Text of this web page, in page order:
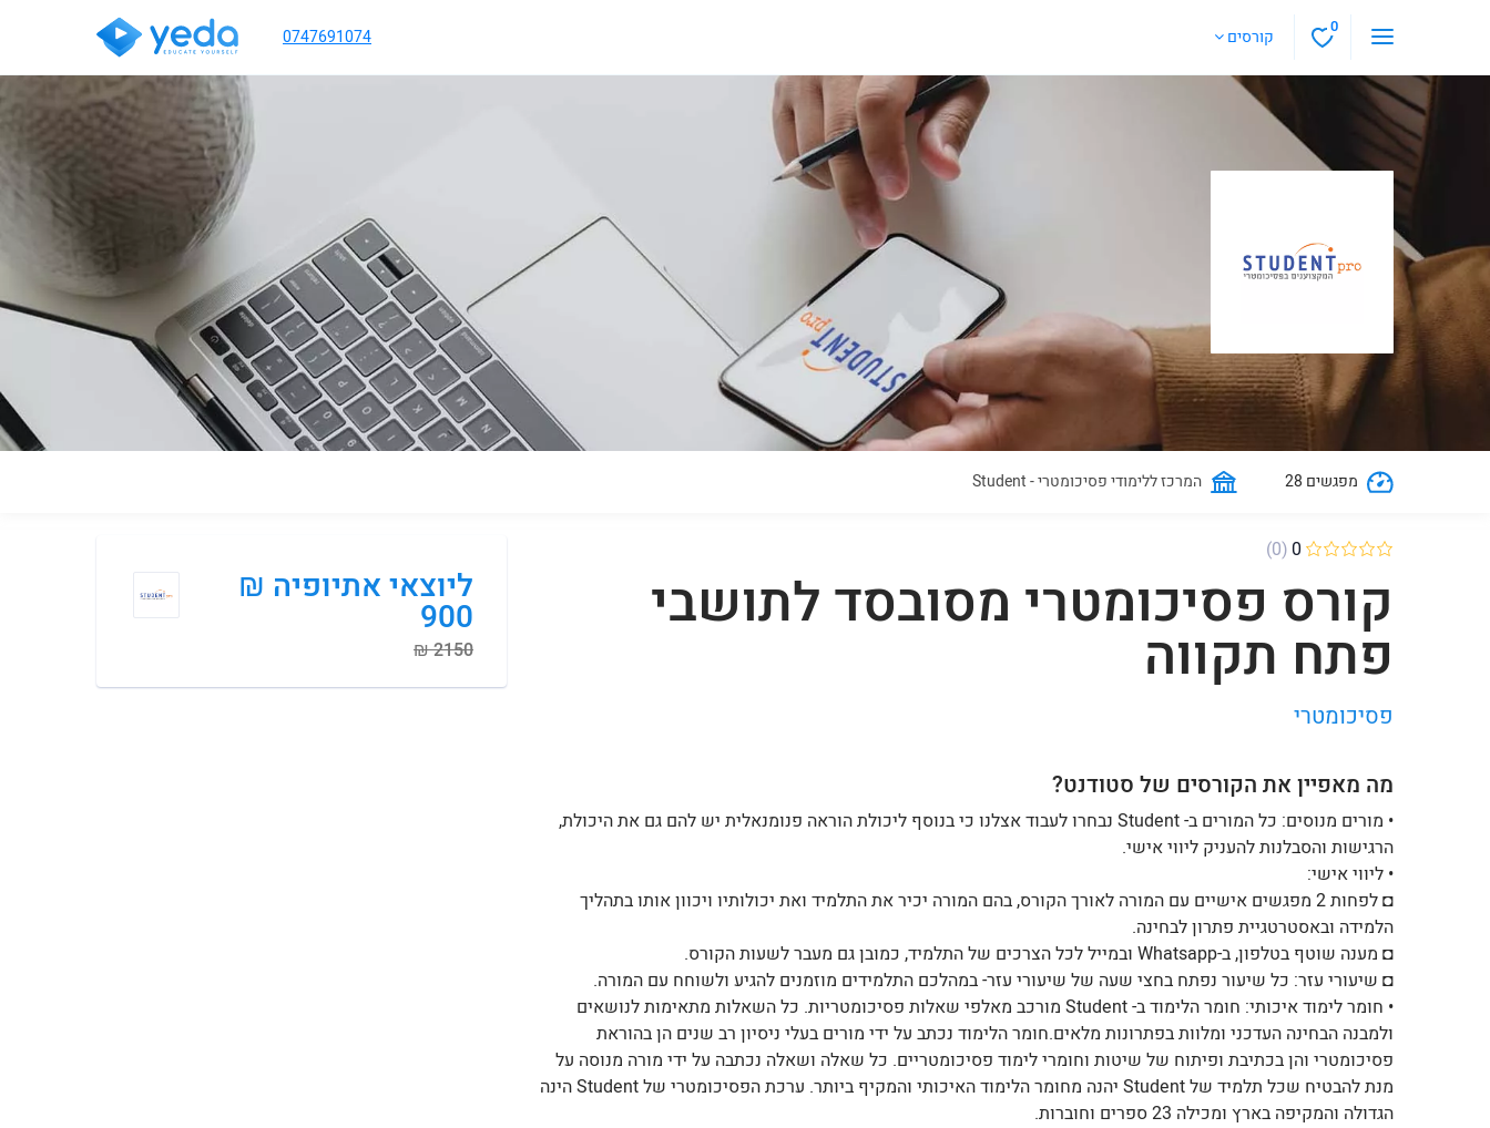
0747691074 קורסים 0
Student - המרכז ללימודי פסיכומטרי 28 מפגשים
₪ ליוצאי אתיופיה
900
₪ 2150
(0) 0
קורס פסיכומטרי מסובסד לתושבי
פתח תקווה
פסיכומטרי
מה מאפיין את הקורסים של סטודנט?
• מורים מנוסים: כל המורים ב- Student נבחרו לעבוד אצלנו כי בנוסף ליכולת הוראה פנומנאלית יש להם גם את היכולת,
הרגישות והסבלנות להעניק ליווי אישי.
• ליווי אישי:
◘ לפחות 2 מפגשים אישיים עם המורה לאורך הקורס, בהם המורה יכיר את התלמיד ואת יכולותיו ויכוון אותו בתהליך
הלמידה ובאסטרטגיית פתרון לבחינה.
◘ מענה שוטף בטלפון, ב-Whatsapp ובמייל לכל הצרכים של התלמיד, כמובן גם מעבר לשעות הקורס.
◘ שיעורי עזר: כל שיעור נפתח בחצי שעה של שיעורי עזר- במהלכם התלמידים מוזמנים להגיע ולשוחח עם המורה.
• חומר לימוד איכותי: חומר הלימוד ב- Student מורכב מאלפי שאלות פסיכומטריות. כל השאלות מתאימות לנושאים
ולמבנה הבחינה העדכני ומלוות בפתרונות מלאים.חומר הלימוד נכתב על ידי מורים בעלי ניסיון רב שנים הן בהוראת
פסיכומטרי והן בכתיבת ופיתוח של שיטות וחומרי לימוד פסיכומטריים. כל שאלה ושאלה נכתבה על ידי מורה מנוסה על
מנת להבטיח שכל תלמיד של Student יהנה מחומר הלימוד האיכותי והמקיף ביותר. ערכת הפסיכומטרי של Student הינה
הגדולה והמקיפה בארץ ומכילה 23 ספרים וחוברות.